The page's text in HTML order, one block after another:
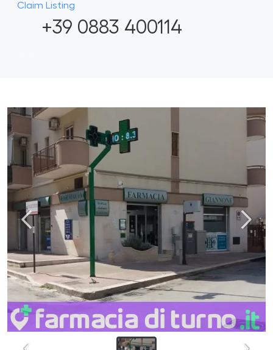
Claim Listing
+39 0883 400114